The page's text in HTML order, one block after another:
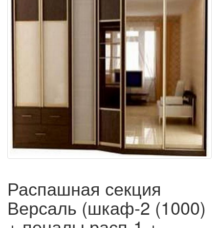
Распашная секция
Версаль (шкаф-2 (1000)